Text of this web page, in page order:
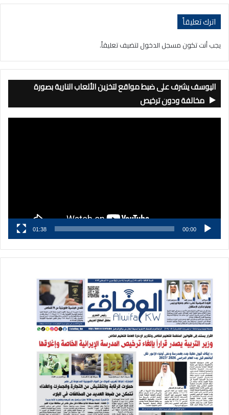
اترك تعليقاً
يجب أنت تكون مسجل الدخول لتضيف تعليقاً.
اليوسف يشرف على ضبط مواقع لتخزين الألعاب النارية بصورة
مخالفة ودون ترخيص
00:00
01:38